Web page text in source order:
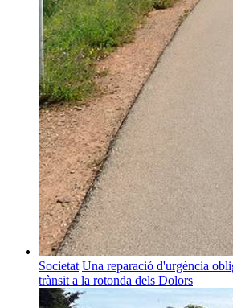
Societat Una reparació d'urgència
trànsit a la rotonda dels Dolors